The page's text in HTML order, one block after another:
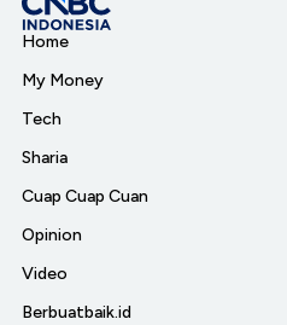
Home
My Money
Tech
Sharia
Cuap Cuap Cuan
Opinion
Video
Berbuatbaik.id